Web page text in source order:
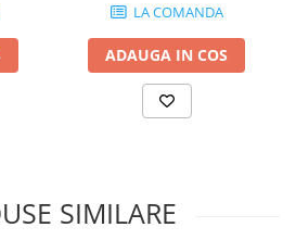
LA COMANDA
ADAUGA IN COS
SIMILARE